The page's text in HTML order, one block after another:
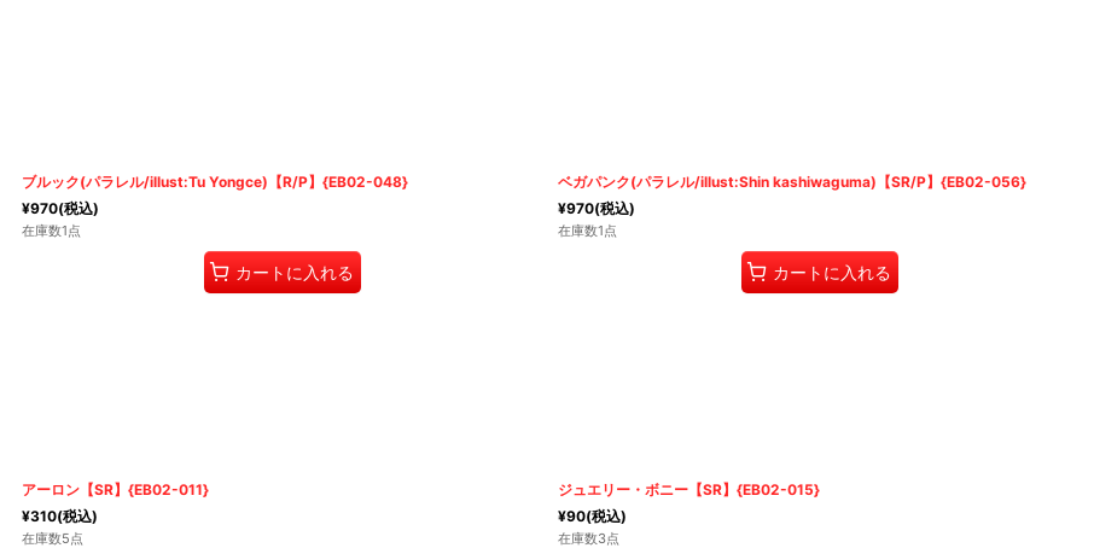
ブルック(パラレル/illust:Tu Yongce)【R/P】{EB02-048}
¥970(税込)
在庫数1点
カートに入れる
ベガパンク(パラレル/illust:Shin kashiwaguma)【SR/P】{EB02-056}
¥970(税込)
在庫数1点
カートに入れる
アーロン【SR】{EB02-011}
¥310(税込)
在庫数5点
ジュエリー・ボニー【SR】{EB02-015}
¥90(税込)
在庫数3点